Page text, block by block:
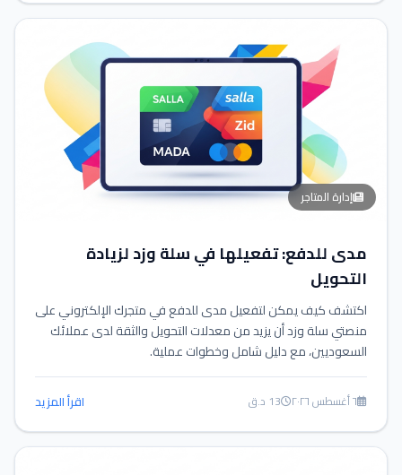
إدارة المتاجر
مدى للدفع: تفعيلها في سلة وزد لزيادة
التحويل
اكتشف كيف يمكن لتفعيل مدى للدفع في متجرك الإلكتروني على
منصتي سلة وزد أن يزيد من معدلات التحويل والثقة لدى عملائك
السعوديين، مع دليل شامل وخطوات عملية.
٦ أغسطس ٢٠٢٦ 13 د.ق اقرأ المزيد